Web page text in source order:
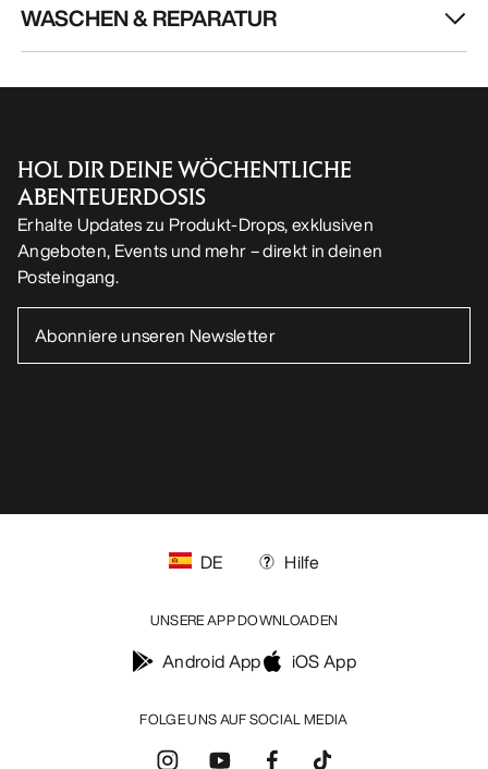
WASCHEN & REPARATUR
HOL DIR DEINE WÖCHENTLICHE
ABENTEUERDOSIS
Erhalte Updates zu Produkt-Drops, exklusiven
Angeboten, Events und mehr – direkt in deinen
Posteingang.
FOLGE UNS AUF SOCIAL MEDIA
DE Hilfe
UNSERE APP DOWNLOADEN
Android App iOS App